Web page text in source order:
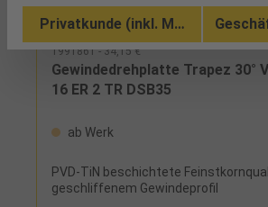
1991861 - 34,15 €
Gewindedrehplatte Trapez 30°
16 ER 2 TR DSB35
ab Werk
PVD-TiN beschichtete
geschliffenem Gewindeprofil
Privatkunde (inkl. MwSt.)